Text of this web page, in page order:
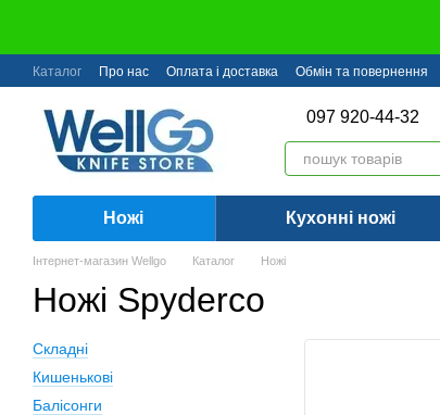
Каталог Про нас Оплата і доставка Обмін та повернення
097 920-44-32
Ножі Кухонні ножі
Інтернет-магазин Wellgo Каталог Ножі
Ножі Spyderco
Складні
Кишенькові
Балісонги